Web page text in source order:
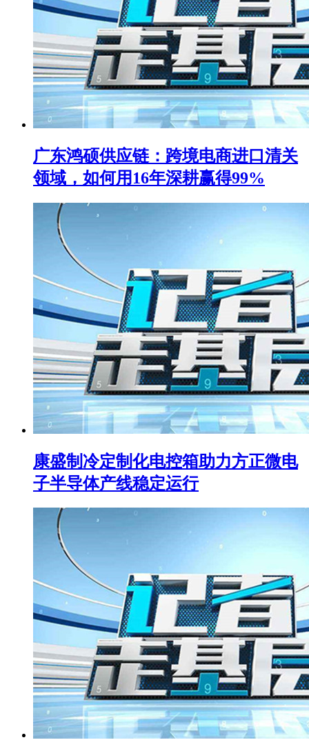
广东鸿硕供应链：跨境电商进口清关
领域，如何用16年深耕赢得99%
康盛制冷定制化电控箱助力方正微电
子半导体产线稳定运行